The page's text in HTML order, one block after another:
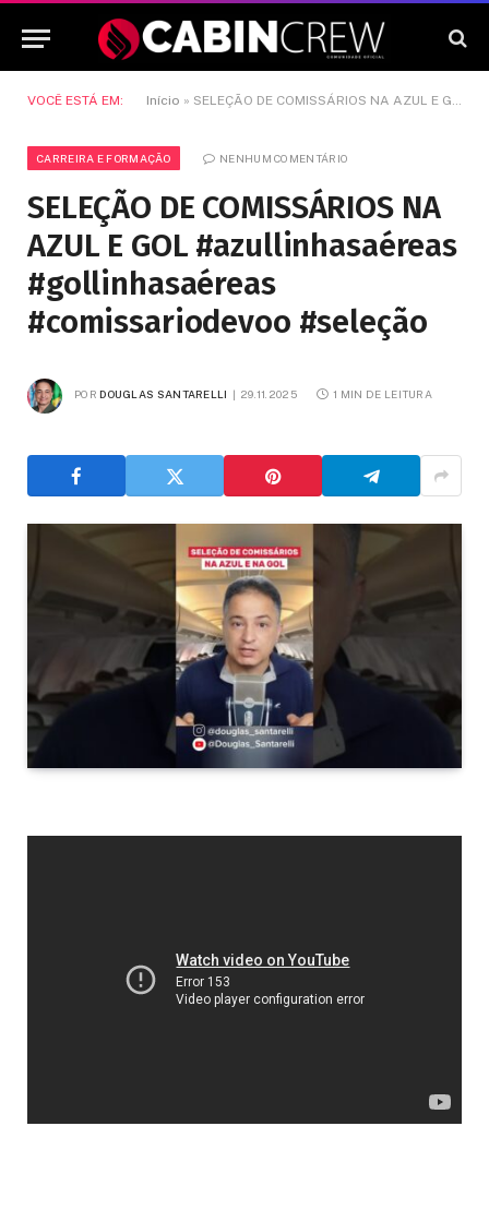
VOCÊ ESTÁ EM: Início » SELEÇÃO DE COMISSÁRIOS NA AZUL E GOL #azullinhasaéreas #gollinhasaéreas #comissariodevoo #seleção
CARREIRA E FORMAÇÃO NENHUM COMENTÁRIO
SELEÇÃO DE COMISSÁRIOS NA
AZUL E GOL #azullinhasaéreas
#gollinhasaéreas
#comissariodevoo #seleção
POR DOUGLAS SANTARELLI 29.11.2025 1 MIN DE LEITURA